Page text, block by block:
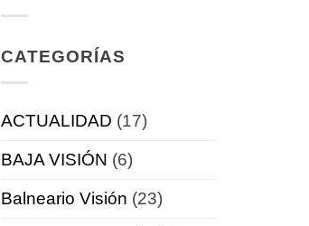
CATEGORÍAS
ACTUALIDAD (17)
BAJA VISIÓN (6)
Balneario Visión (23)